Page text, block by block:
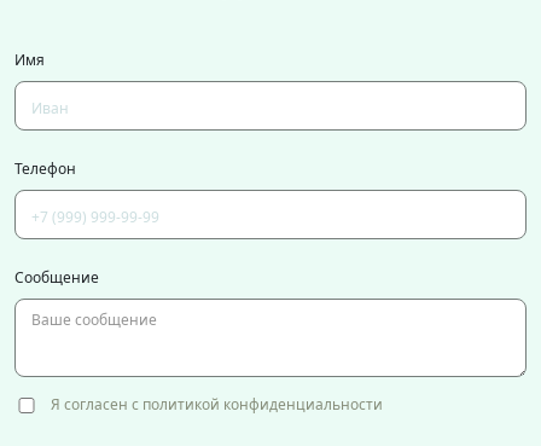
Имя
Телефон
Сообщение
Я согласен с политикой конфиденциальности